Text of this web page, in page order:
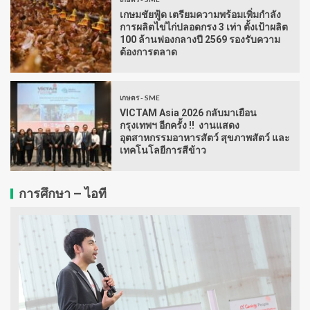
เกษมชัยฟู้ด เตรียมความพร้อมเพิ่มกำลัง
การผลิตไข่ไก่ปลอดกรง 3 เท่า ตั้งเป้าผลิต
100 ล้านฟองกลางปี 2569 รองรับความ
ต้องการตลาด
เกษตร - SME
VICTAM Asia 2026 กลับมาเยือน
กรุงเทพฯ อีกครั้ง !! งานแสดง
อุตสาหกรรมอาหารสัตว์ สุขภาพสัตว์ และ
เทคโนโลยีการสีข้าว
การศึกษา – ไอที